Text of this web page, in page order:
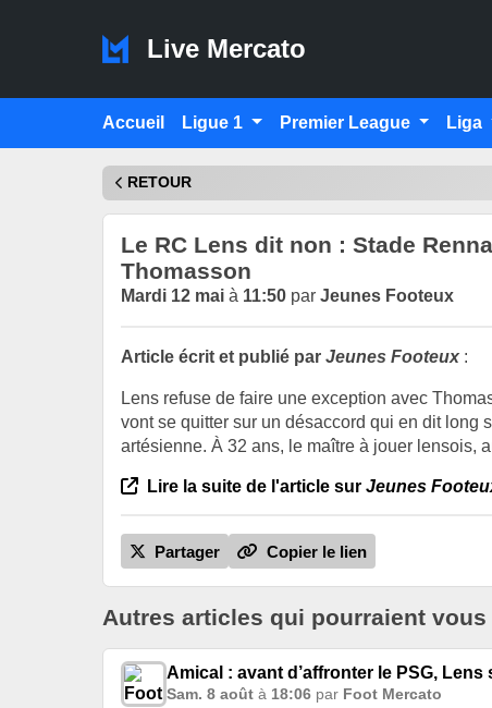
Live Mercato
Accueil Ligue 1 Premier League Liga
RETOUR
Le RC Lens dit non : Stade
Thomasson
Mardi 12 mai à 11:50 par Jeunes Footeux
Article écrit et publié par Jeunes Footeux :
Lens refuse de faire une exception avec
vont se quitter sur un désaccord qui en dit long
artésienne. À 32 ans, le maître à jouer lensois,
Lire la suite de l'article sur Jeunes
Partager Copier le lien
Autres articles qui pourraient
Amical : avant d’affronter le PSG,
Sam. 8 août à 18:06 par Foot Mercato